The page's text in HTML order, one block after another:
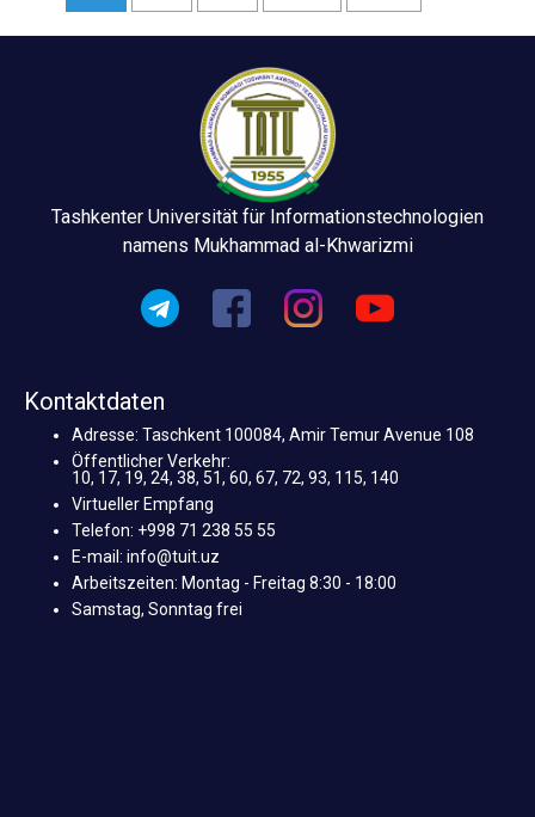
Tashkenter Universität für Informationstechnologien
namens Mukhammad al-Khwarizmi
Kontaktdaten
Adresse: Taschkent 100084, Amir Temur Avenue 108
Öffentlicher Verkehr:
10, 17, 19, 24, 38, 51, 60, 67, 72, 93, 115, 140
Virtueller Empfang
Telefon: +998 71 238 55 55
E-mail: info@tuit.uz
Arbeitszeiten: Montag - Freitag 8:30 - 18:00
Samstag, Sonntag frei